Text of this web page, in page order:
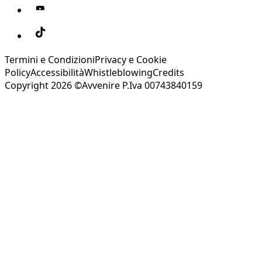
Termini e CondizioniPrivacy e Cookie
PolicyAccessibilitàWhistleblowingCredits
Copyright 2026 ©Avvenire P.Iva 00743840159